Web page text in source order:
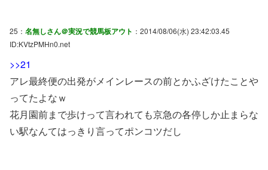
25： 名無しさん＠実況で競馬板アウト ：2014/08/06(水) 23:42:03.45
ID:KVtzPMHn0.net
>>21
アレ最終便の出発がメインレースの前とかふざけたことや
ってたよなｗ
花月園前まで歩けって言われても京急の各停しか止まらな
い駅なんてはっきり言ってポンコツだし